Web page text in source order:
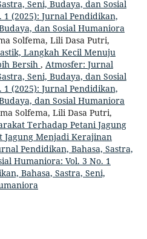
Seni, Budaya, dan Sosial
(2025): Jurnal Pendidikan,
dan Sosial Humaniora
Solfema, Lili Dasa Putri,
Langkah Kecil Menuju
Bersih , Atmosfer: Jurnal
Seni, Budaya, dan Sosial
(2025): Jurnal Pendidikan,
dan Sosial Humaniora
Solfema, Lili Dasa Putri,
Terhadap Petani Jagung
Jagung Menjadi Kerajinan
Pendidikan, Bahasa, Sastra,
Humaniora: Vol. 3 No. 1
Bahasa, Sastra, Seni,